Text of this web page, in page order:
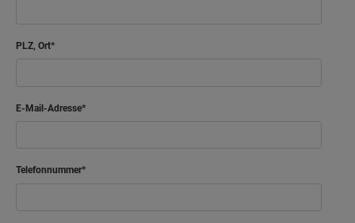
PLZ, Ort
E-Mail-Adresse
Telefonnummer